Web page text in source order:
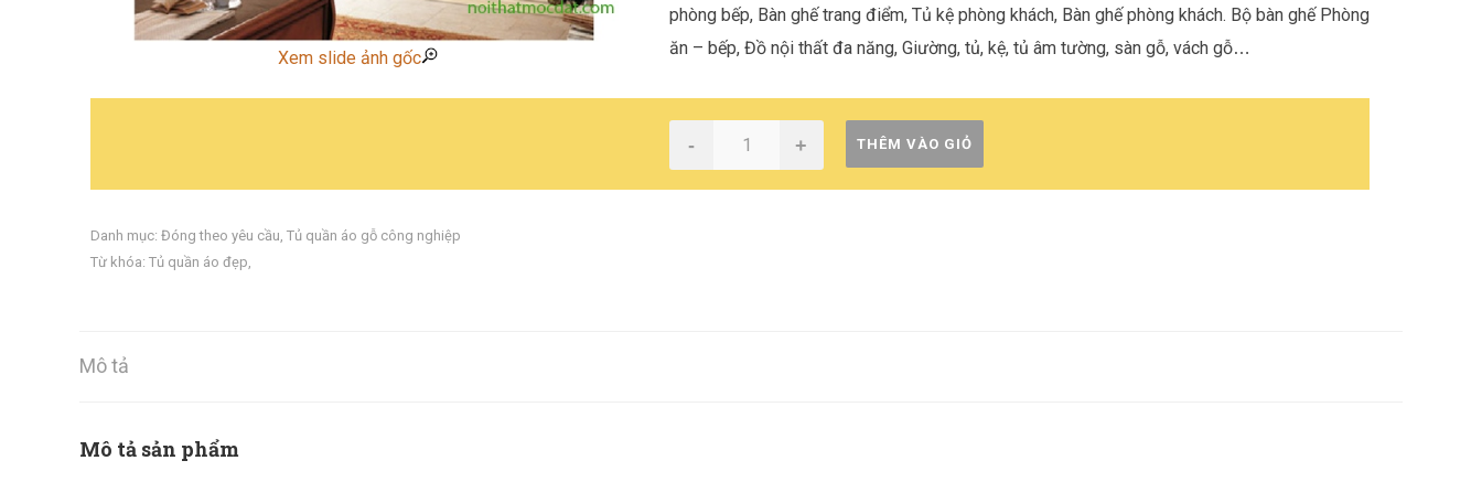
Xem slide ảnh gốc
phòng bếp, Bàn ghế trang điểm, Tủ kệ phòng khách, Bàn ghế phòng khách. Bộ bàn ghế Phòng
ăn – bếp, Đồ nội thất đa năng, Giường, tủ, kệ, tủ âm tường, sàn gỗ, vách gỗ…
- + THÊM VÀO GIỎ
Danh mục: Đóng theo yêu cầu, Tủ quần áo gỗ công nghiệp
Từ khóa: Tủ quần áo đẹp,
Mô tả
Mô tả sản phẩm